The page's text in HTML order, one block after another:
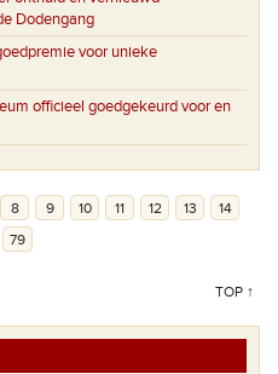
Dodengang
voor unieke
officieel goedgekeurd voor en
8 9 10 11 12 13
14
79
TOP ↑